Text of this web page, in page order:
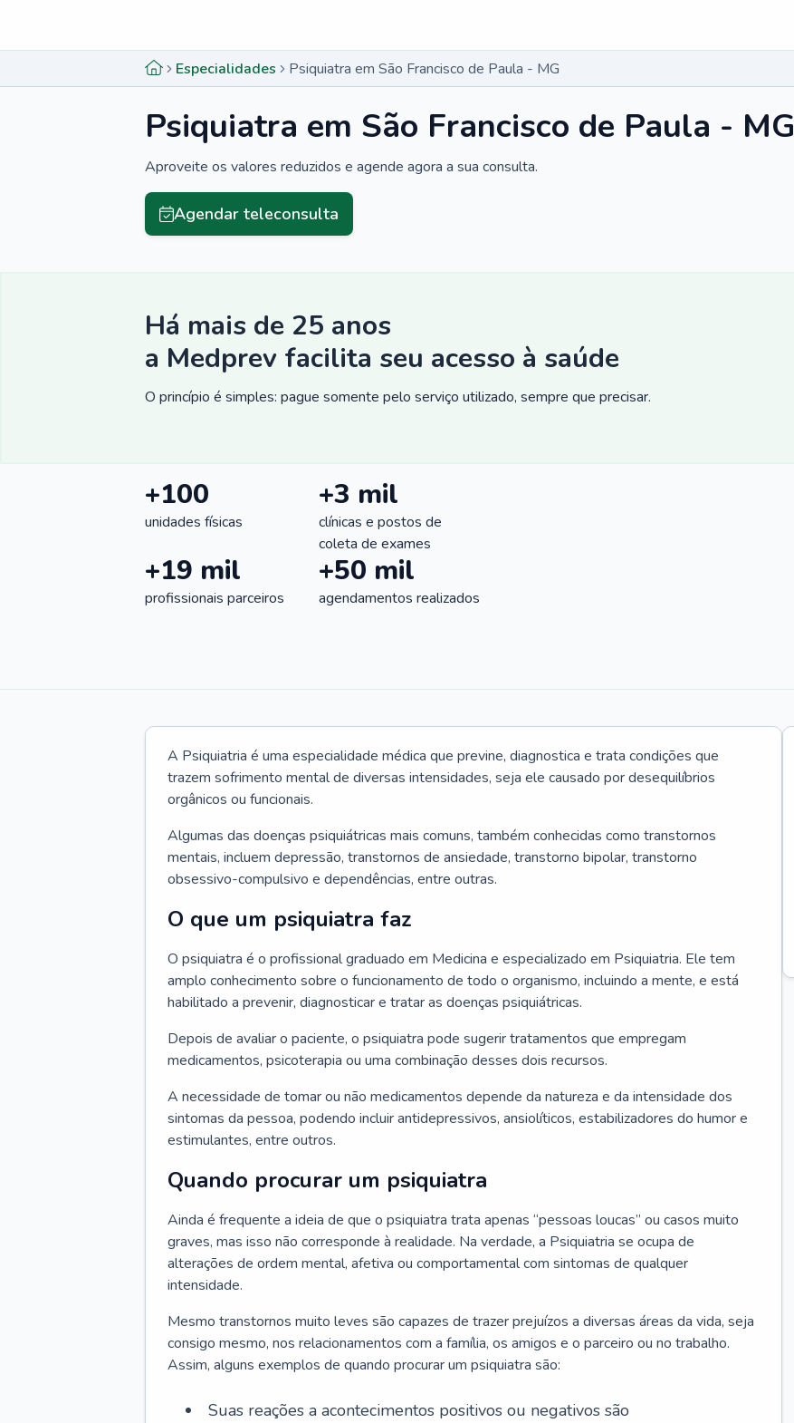
Especialidades Psiquiatra em São Francisco de Paula - MG
Psiquiatra em São Francisco de Paula - MG
Aproveite os valores reduzidos e agende agora a sua consulta.
Agendar teleconsulta
Há mais de 25 anos
a Medprev facilita seu acesso à saúde
O princípio é simples: pague somente pelo serviço utilizado, sempre que precisar.
+100
unidades físicas
+3 mil
clínicas e postos de
coleta de exames
+19 mil
profissionais parceiros
+50 mil
agendamentos realizados
A Psiquiatria é uma especialidade médica que previne, diagnostica e trata condições que
trazem sofrimento mental de diversas intensidades, seja ele causado por desequilíbrios
orgânicos ou funcionais.
Algumas das doenças psiquiátricas mais comuns, também conhecidas como transtornos
mentais, incluem depressão, transtornos de ansiedade, transtorno bipolar, transtorno
obsessivo-compulsivo e dependências, entre outras.
O que um psiquiatra faz
O psiquiatra é o profissional graduado em Medicina e especializado em Psiquiatria. Ele tem
amplo conhecimento sobre o funcionamento de todo o organismo, incluindo a mente, e está
habilitado a prevenir, diagnosticar e tratar as doenças psiquiátricas.
Depois de avaliar o paciente, o psiquiatra pode sugerir tratamentos que empregam
medicamentos, psicoterapia ou uma combinação desses dois recursos.
A necessidade de tomar ou não medicamentos depende da natureza e da intensidade dos
sintomas da pessoa, podendo incluir antidepressivos, ansiolíticos, estabilizadores do humor e
estimulantes, entre outros.
Quando procurar um psiquiatra
Ainda é frequente a ideia de que o psiquiatra trata apenas “pessoas loucas” ou casos muito
graves, mas isso não corresponde à realidade. Na verdade, a Psiquiatria se ocupa de
alterações de ordem mental, afetiva ou comportamental com sintomas de qualquer
intensidade.
Mesmo transtornos muito leves são capazes de trazer prejuízos a diversas áreas da vida, seja
consigo mesmo, nos relacionamentos com a família, os amigos e o parceiro ou no trabalho.
Assim, alguns exemplos de quando procurar um psiquiatra são:
Suas reações a acontecimentos positivos ou negativos são